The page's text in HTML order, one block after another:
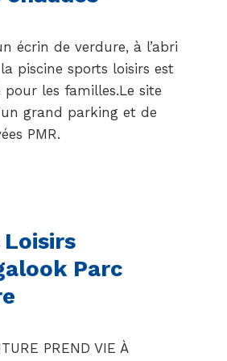
écrin de verdure, à l’abri
piscine sports loisirs est
pour les familles.Le site
grand parking et de
PMR.
Loisirs
Parc
PREND VIE À